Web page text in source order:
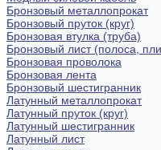
Бронзовый металлопрокат
Бронзовый пруток (круг)
Бронзовая втулка (труба)
Бронзовый лист (полоса,
Бронзовая проволока
Бронзовая лента
Бронзовый шестигранник
Латунный металлопрокат
Латунный пруток (круг)
Латунный шестигранник
Латунный лист